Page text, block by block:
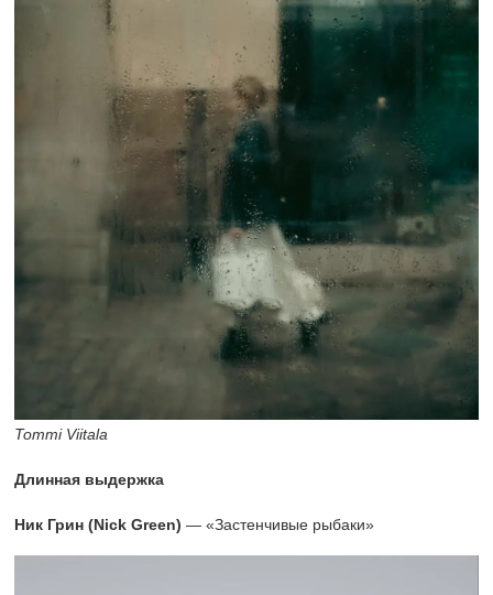
Tommi Viitala
Длинная выдержка
Ник Грин (Nick Green) — «Застенчивые рыбаки»